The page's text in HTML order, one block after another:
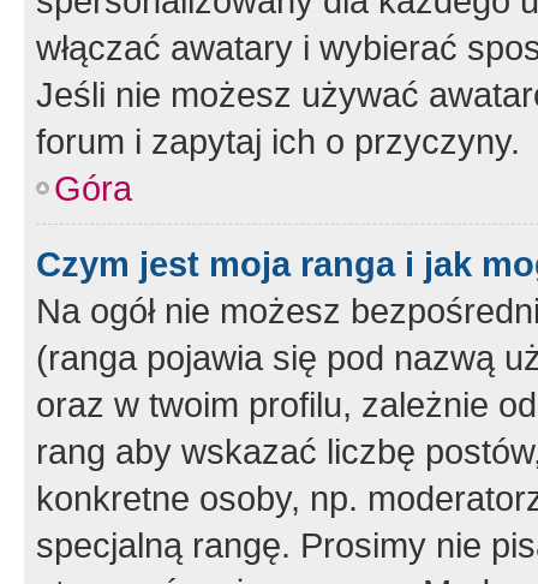
włączać awatary i wybierać
Jeśli nie możesz używać
forum i zapytaj ich o przyczyny.
Góra
Czym jest moja ranga i jak
Na ogół nie możesz
(ranga pojawia się pod nazwą
oraz w twoim profilu, zależnie
rang aby wskazać liczbę
konkretne osoby, np.
specjalną rangę. Prosimy nie